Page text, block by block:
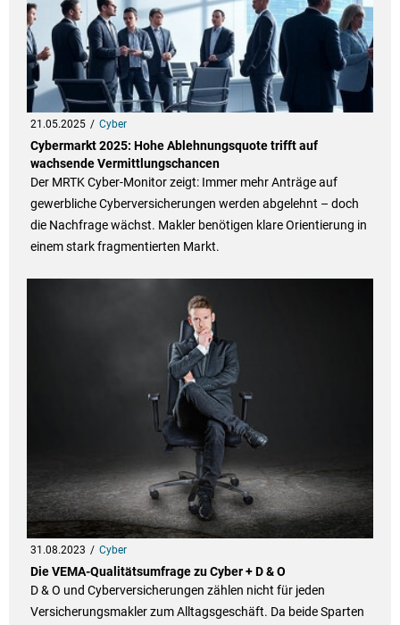
21.05.2025 Cyber
Cybermarkt 2025: Hohe Ablehnungsquote trifft auf
wachsende Vermittlungschancen
Der MRTK Cyber-Monitor zeigt: Immer mehr Anträge auf
gewerbliche Cyberversicherungen werden abgelehnt – doch
die Nachfrage wächst. Makler benötigen klare Orientierung in
einem stark fragmentierten Markt.
31.08.2023 Cyber
Die VEMA-Qualitätsumfrage zu Cyber + D & O
D & O und Cyberversicherungen zählen nicht für jeden
Versicherungsmakler zum Alltagsgeschäft. Da beide Sparten